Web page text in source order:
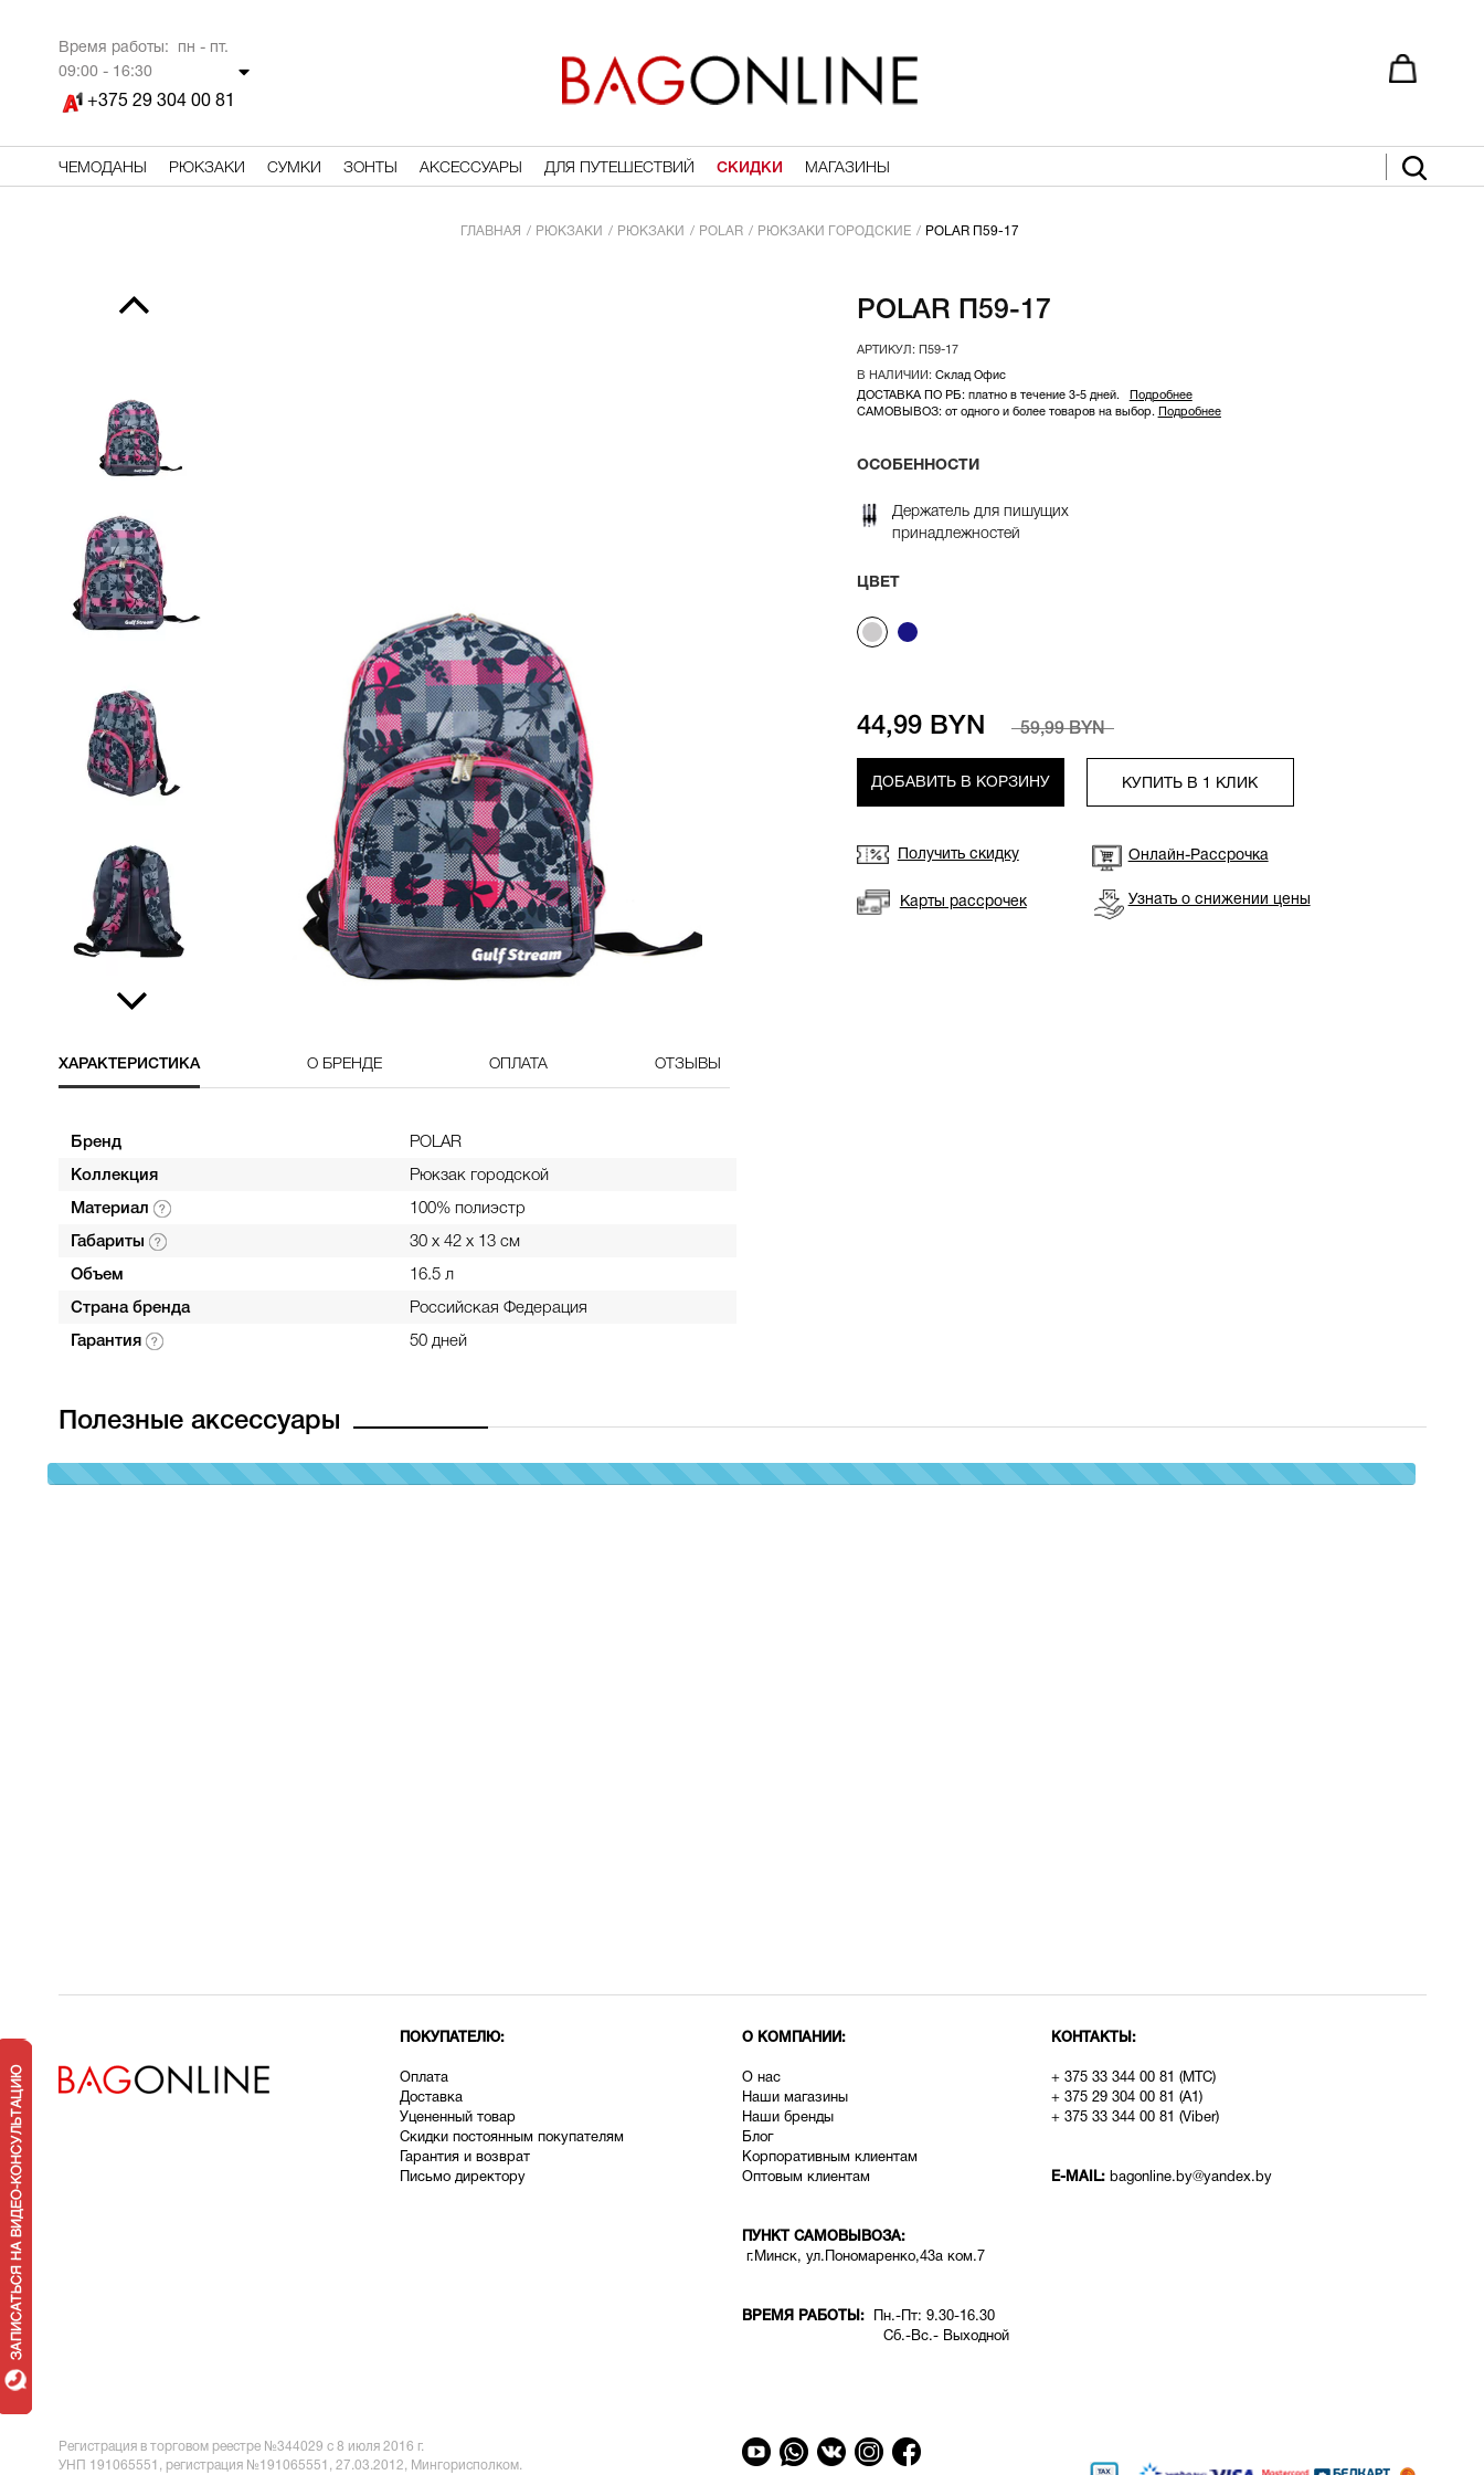
Время работы: пн - пт.
09:00 - 16:30
+375 29 304 00 81
ЧЕМОДАНЫ РЮКЗАКИ СУМКИ ЗОНТЫ АКСЕССУАРЫ ДЛЯ ПУТЕШЕСТВИЙ СКИДКИ МАГАЗИНЫ
ГЛАВНАЯ РЮКЗАКИ РЮКЗАКИ POLAR РЮКЗАКИ ГОРОДСКИЕ POLAR П59-17
POLAR П59-17
П59-17
Склад Офис
ДОСТАВКА ПО РБ: платно в течение 3-5 дней.
Подробнее
САМОВЫВОЗ: от одного и более товаров на выбор.
Подробнее
ОСОБЕННОСТИ
Держатель для пишущих
принадлежностей
ЦВЕТ
44,99 BYN 59,99 BYN
ДОБАВИТЬ В КОРЗИНУ КУПИТЬ В 1 КЛИК
Получить скидку Онлайн-Рассрочка
Карты рассрочек Узнать о снижении цены
ХАРАКТЕРИСТИКА О БРЕНДЕ ОПЛАТА ОТЗЫВЫ
Бренд POLAR
Коллекция Рюкзак городской
Материал 100% полиэстр
Габариты 30 x 42 x 13 см
Объем 16.5 л
Страна бренда Российская Федерация
Гарантия 50 дней
Полезные аксессуары
100%
ПОКУПАТЕЛЮ:
Оплата
Доставка
Уцененный товар
Скидки постоянным покупателям
Гарантия и возврат
Письмо директору
О КОМПАНИИ:
О нас
Наши магазины
Наши бренды
Блог
Корпоративным клиентам
Оптовым клиентам
ПУНКТ САМОВЫВОЗА:
г.Минск, ул.Пономаренко,43а ком.7
ВРЕМЯ РАБОТЫ: Пн.-Пт: 9.30-16.30
Сб.-Вс.- Выходной
КОНТАКТЫ:
+ 375 33 344 00 81 (МТС)
+ 375 29 304 00 81 (A1)
+ 375 33 344 00 81 (Viber)
E-MAIL: bagonline.by@yandex.by
Регистрация в торговом реестре №344029 с 8 июля 2016 г.
УНП 191065551, регистрация №191065551, 27.03.2012, Мингорисполком.